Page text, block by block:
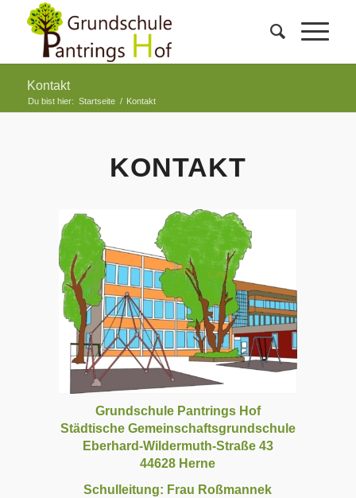
Kontakt
Du bist hier: Startseite / Kontakt
KONTAKT
Grundschule Pantrings Hof
Städtische Gemeinschaftsgrundschule
Eberhard-Wildermuth-Straße 43
44628 Herne
Schulleitung: Frau Roßmannek